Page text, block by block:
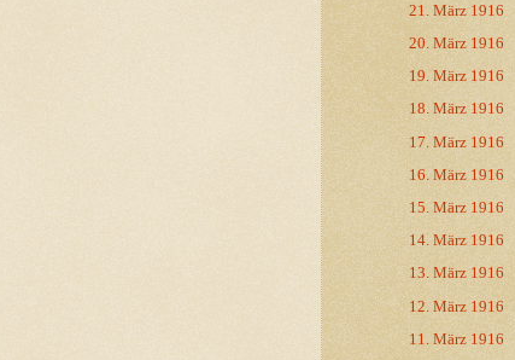
21. März 1916
20. März 1916
19. März 1916
18. März 1916
17. März 1916
16. März 1916
15. März 1916
14. März 1916
13. März 1916
12. März 1916
11. März 1916